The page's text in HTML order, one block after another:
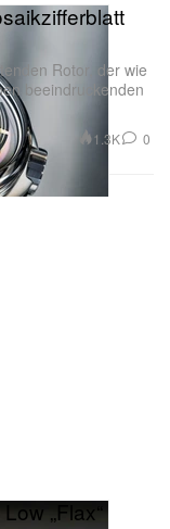
Rotor, der wie
beeindruckenden
1.3K 0
„Flax“